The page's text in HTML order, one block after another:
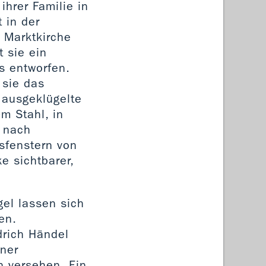
Familie in
in der
sie ein
entworfen.
das
Stahl, in
von
sichtbarer,
lassen sich
Händel